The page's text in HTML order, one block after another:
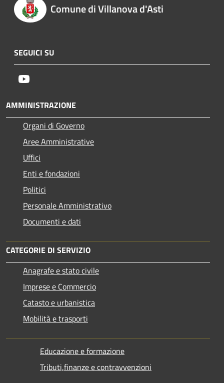
Comune di Villanova d'Asti
SEGUICI SU
AMMINISTRAZIONE
Organi di Governo
Aree Amministrative
Uffici
Enti e fondazioni
Politici
Personale Amministrativo
Documenti e dati
CATEGORIE DI SERVIZIO
Anagrafe e stato civile
Imprese e Commercio
Catasto e urbanistica
Mobilità e trasporti
Educazione e formazione
Tributi,finanze e contravvenzioni